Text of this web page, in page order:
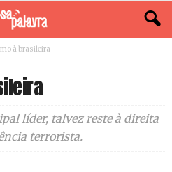
à brasileira
líder, talvez reste à direita
terrorista.